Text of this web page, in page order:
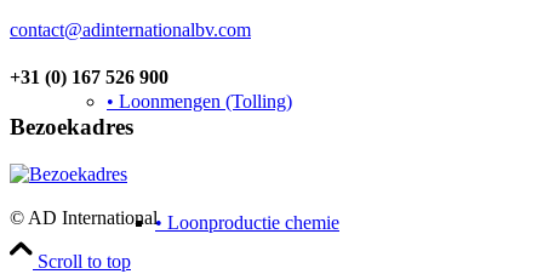
• Loonmengen (Tolling)
• Loonproductie chemie
contact@adinternationalbv.com
+31 (0) 167 526 900
Bezoekadres
© AD International
Scroll to top